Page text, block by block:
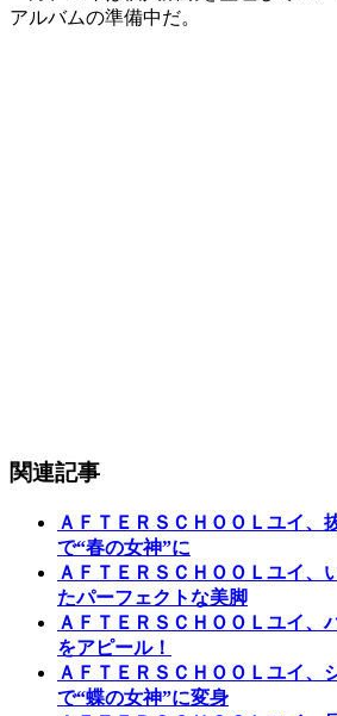
アルバムの準備中だ。
関連記事
ＡＦＴＥＲＳＣＨＯＯＬユイ、
で“春の女神”に
ＡＦＴＥＲＳＣＨＯＯＬユイ、
たパーフェクトな美脚
ＡＦＴＥＲＳＣＨＯＯＬユイ、
をアピール！
ＡＦＴＥＲＳＣＨＯＯＬユイ、
で“蝶の女神”に変身